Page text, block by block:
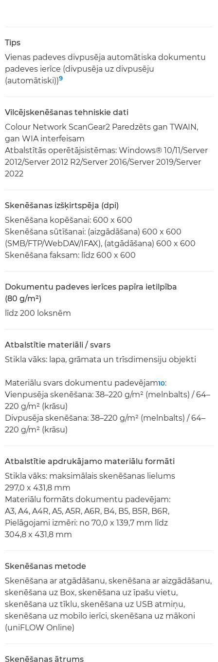
Tips
Vienas padeves divpusēja automātiska dokumentu
padeves ierīce (divpusēja uz divpusēju
(automātiski))9
Vilcējskenēšanas tehniskie dati
Colour Network ScanGear2 Paredzēts gan TWAIN,
gan WIA interfeisam
Atbalstītās operētājsistēmas: Windows® 10/11/Server
2012/Server 2012 R2/Server 2016/Server 2019/Server
2022
Skenēšanas izšķirtspēja (dpi)
Skenēšana kopēšanai: 600 x 600
Skenēšana sūtīšanai: (aizgādāšana) 600 x 600
(SMB/FTP/WebDAV/IFAX), (atgādāšana) 600 x 600
Skenēšana faksam: līdz 600 x 600
Dokumentu padeves ierīces papīra ietilpība
(80 g/m²)
līdz 200 loksnēm
Atbalstītie materiāli / svars
Stikla vāks: lapa, grāmata un trīsdimensiju objekti
Materiālu svars dokumentu padevējam10:
Vienpusēja skenēšana: 38–220 g/m² (melnbalts) / 64–
220 g/m² (krāsu)
Divpusēja skenēšana: 38–220 g/m² (melnbalts) / 64–
220 g/m² (krāsu)
Atbalstītie apdrukājamo materiālu formāti
Stikla vāks: maksimālais skenēšanas lielums
297,0 x 431,8 mm
Materiālu formāts dokumentu padevējam:
A3, A4, A4R, A5, A5R, A6R, B4, B5, B5R, B6R,
Pielāgojami izmēri: no 70,0 x 139,7 mm līdz
304,8 x 431,8 mm
Skenēšanas metode
Skenēšana ar atgādāšanu, skenēšana ar aizgādāšanu,
skenēšana uz Box, skenēšana uz īpašu vietu,
skenēšana uz tīklu, skenēšana uz USB atmiņu,
skenēšana uz mobilo ierīci, skenēšana uz mākoni
(uniFLOW Online)
Skenēšanas ātrums